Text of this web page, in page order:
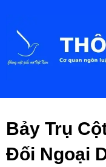
Bảy Trụ
Đối Ngoại